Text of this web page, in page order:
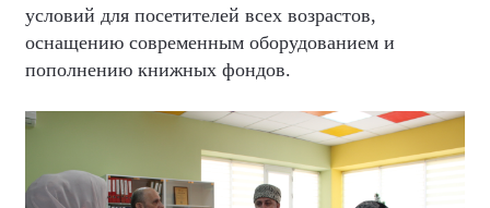
условий для посетителей всех возрастов,
оснащению современным оборудованием и
пополнению книжных фондов.